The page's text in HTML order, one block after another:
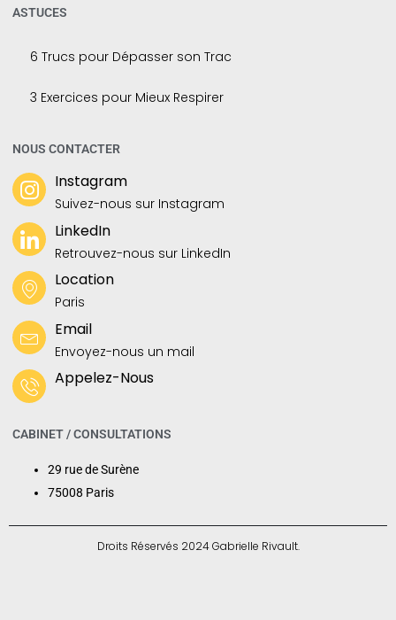
ASTUCES
6 Trucs pour Dépasser son Trac
3 Exercices pour Mieux Respirer
NOUS CONTACTER
Instagram
Suivez-nous sur Instagram
LinkedIn
Retrouvez-nous sur LinkedIn
Location
Paris
Email
Envoyez-nous un mail
Appelez-Nous
CABINET / CONSULTATIONS
29 rue de Surène
75008 Paris
Droits Réservés 2024 Gabrielle Rivault.